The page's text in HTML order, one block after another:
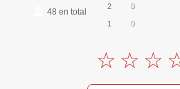
48 en total
2 0
1 0